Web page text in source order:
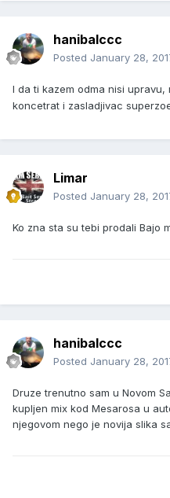
hanibalccc
Posted January 28,
I da ti kazem odma nisi
koncetrat i zasladjivac
Limar
Posted January 28,
Ko zna sta su tebi prodali Bajo
hanibalccc
Posted January 28,
Druze trenutno sam u Novom
kupljen mix kod Mesarosa u
njegovom nego je novija slika